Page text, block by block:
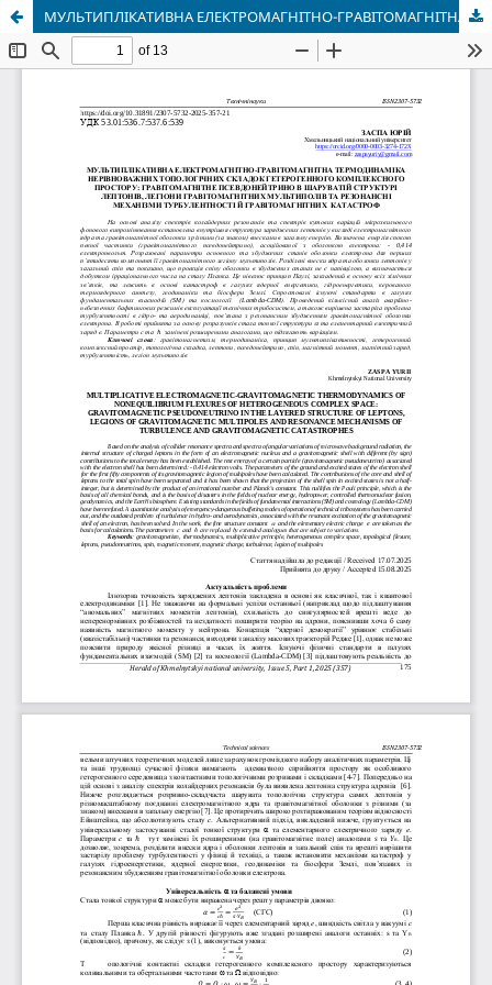
МУЛЬТИПЛІКАТИВНА ЕЛЕКТРОМАГНІТНО-ГРАВІТОМАГНІТНА ТЕРМОДИНАМІКА НЕРІВНОВАЖНИХ ТОПОЛОГІЧНИХ СКЛАДОК ГЕТЕРОГЕННОГО КОМПЛЕКСНОГО ПРОСТОРУ: ГРАВІТОМАГНІТНЕ ПСЕВДОНЕЙТРИНО В ШАРУВАТІЙ СТРУКТУРІ ЛЕПТОНІВ, ЛЕГІОНИ ГРАВІТОМАГНІТНИХ МУЛЬТИПОЛІВ ТА РЕЗОНАНСНІ МЕХАНІЗМИ ТУРБУЛЕНТНОСТІ Й ГРАВІТОМАГНІТНИХ КАТАСТРОФ